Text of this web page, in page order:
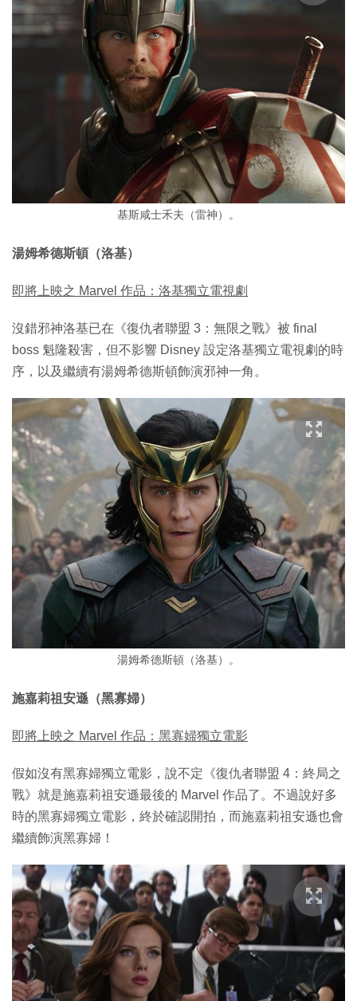
基斯咸士禾夫（雷神）。
湯姆希德斯頓（洛基）
即將上映之 Marvel 作品：洛基獨立電視劇
沒錯邪神洛基已在《復仇者聯盟 3：無限之戰》被 final
boss 魁隆殺害，但不影響 Disney 設定洛基獨立電視劇的時
序，以及繼續有湯姆希德斯頓飾演邪神一角。
湯姆希德斯頓（洛基）。
施嘉莉祖安遜（黑寡婦）
即將上映之 Marvel 作品：黑寡婦獨立電影
假如沒有黑寡婦獨立電影，說不定《復仇者聯盟 4：終局之
戰》就是施嘉莉祖安遜最後的 Marvel 作品了。不過說好多
時的黑寡婦獨立電影，終於確認開拍，而施嘉莉祖安遜也會
繼續飾演黑寡婦！